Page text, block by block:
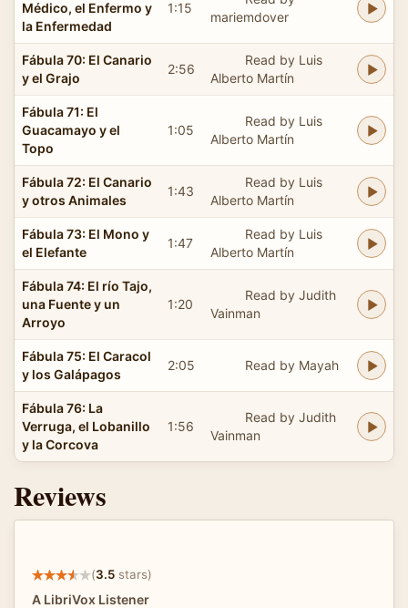
Médico, el Enfermo y
la Enfermedad
1:15
mariemdover
Fábula 70: El Canario
y el Grajo
2:56
Read by Luis
Alberto Martín
Fábula 71: El
Guacamayo y el
Topo
1:05
Read by Luis
Alberto Martín
Fábula 72: El Canario
y otros Animales
1:43
Read by Luis
Alberto Martín
Fábula 73: El Mono y
el Elefante
1:47
Read by Luis
Alberto Martín
Fábula 74: El río Tajo,
una Fuente y un
Arroyo
1:20
Read by Judith
Vainman
Fábula 75: El Caracol
y los Galápagos
2:05 Read by Mayah
Fábula 76: La
Verruga, el Lobanillo
y la Corcova
1:56
Read by Judith
Vainman
Reviews
(3.5 stars)
A LibriVox Listener